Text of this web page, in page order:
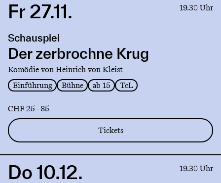
Link
Der
zerbrochne
Krug
Fr 27.11. 19.30 Uhr
Schauspiel
Der zerbrochne Krug
Komödie von Heinrich von Kleist
Einführung
Bühne ab 15 TcL
CHF 25 - 85
Tickets
LinkDo 10.12. 19.30 Uhr